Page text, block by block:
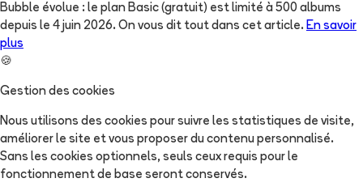
Bubble évolue : le plan Basic (gratuit) est limité à 500 albums
depuis le 4 juin 2026. On vous dit tout dans cet article. En savoir
plus
🍪
Gestion des cookies
Nous utilisons des cookies pour suivre les statistiques de visite,
améliorer le site et vous proposer du contenu personnalisé.
Sans les cookies optionnels, seuls ceux requis pour le
fonctionnement de base seront conservés.